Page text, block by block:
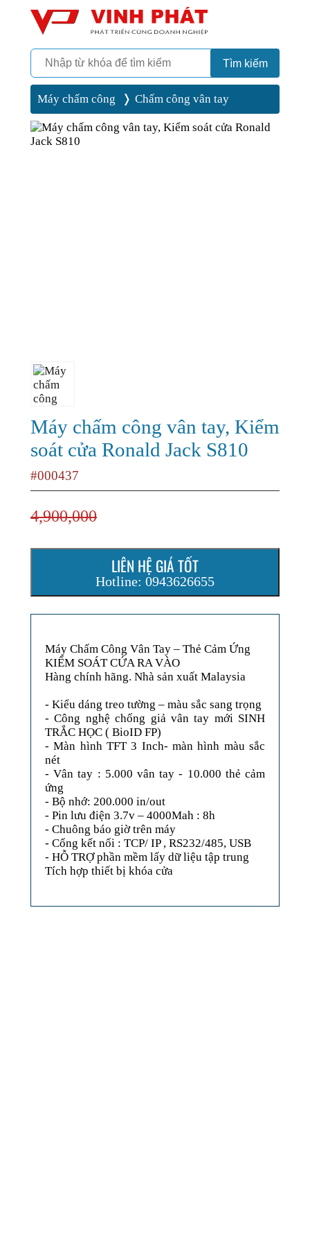
Vinh Phát Cần Thơ Tìm kiếm
Máy chấm công Chấm công vân tay
Máy chấm công vân tay, Kiểm
soát cửa Ronald Jack S810
#000437
4,900,000
LIÊN HỆ GIÁ TỐT
Hotline: 0943626655
Máy Chấm Công Vân Tay – Thẻ Cảm Ứng
KIỂM SOÁT CỨA RA VÀO
Hàng chính hãng. Nhà sản xuất Malaysia
- Kiểu dáng treo tường – màu sắc sang trọng
- Công nghệ chống giả vân tay mới SINH
TRẮC HỌC ( BioID FP)
- Màn hình TFT 3 Inch- màn hình màu sắc
nét
- Vân tay : 5.000 vân tay - 10.000 thẻ cảm
ứng
- Bộ nhớ: 200.000 in/out
- Pin lưu điện 3.7v – 4000Mah : 8h
- Chuông báo giờ trên máy
- Cổng kết nối : TCP/ IP , RS232/485, USB
- HỖ TRỢ phần mềm lấy dữ liệu tập trung
Tích hợp thiết bị khóa cửa